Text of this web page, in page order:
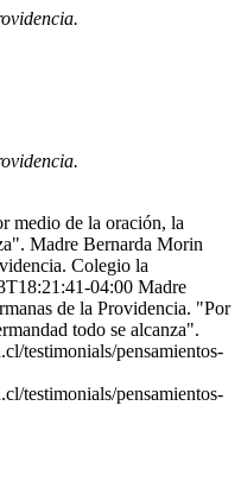
medio de la oración, la
Madre Bernarda Morin
Colegio la
04:00 Madre
de la Providencia. "Por
todo se alcanza".
testimonials/pensamientos-
testimonials/pensamientos-